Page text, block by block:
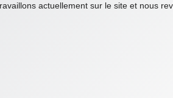
actuellement sur le site et nous